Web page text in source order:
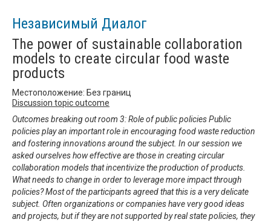
Независимый Диалог
The power of sustainable collaboration
models to create circular food waste
products
Местоположение: Без границ
Discussion topic outcome
Outcomes breaking out room 3: Role of public policies Public
policies play an important role in encouraging food waste reduction
and fostering innovations around the subject. In our session we
asked ourselves how effective are those in creating circular
collaboration models that incentivize the production of products.
What needs to change in order to leverage more impact through
policies? Most of the participants agreed that this is a very delicate
subject. Often organizations or companies have very good ideas
and projects, but if they are not supported by real state policies, they